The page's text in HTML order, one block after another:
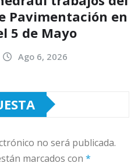
Pavimentación en
5 de Mayo
Ago 6, 2026
no será publicada.
marcados con *